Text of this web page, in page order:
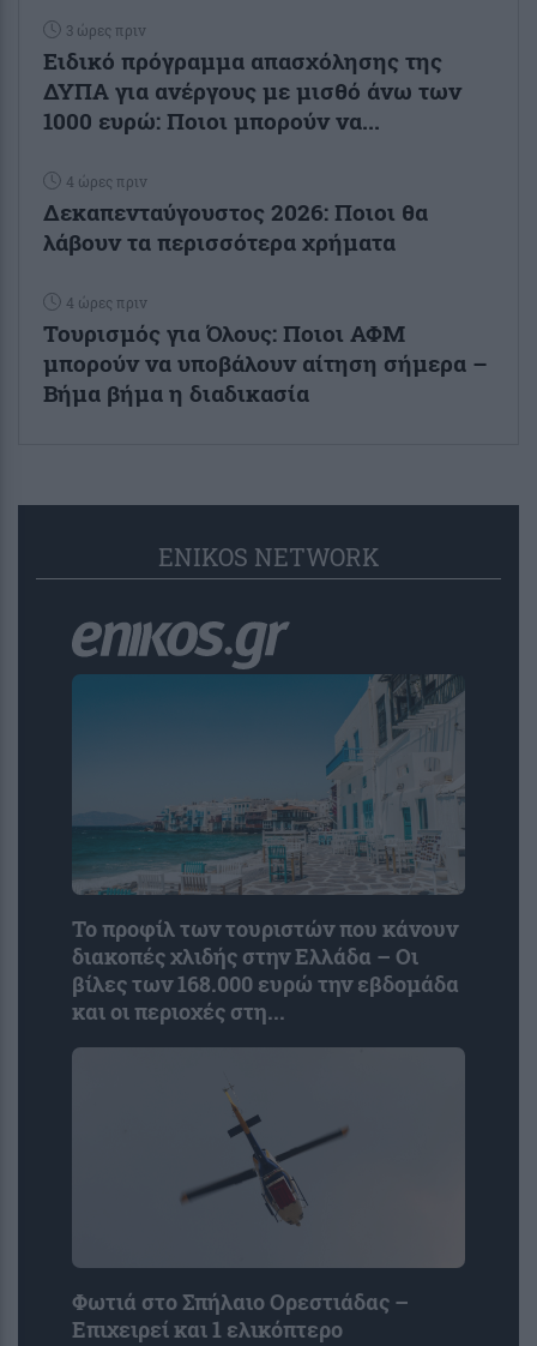
3 ώρες πριν
Ειδικό πρόγραμμα απασχόλησης της
ΔΥΠΑ για ανέργους με μισθό άνω των
1000 ευρώ: Ποιοι μπορούν να...
4 ώρες πριν
Δεκαπενταύγουστος 2026: Ποιοι θα
λάβουν τα περισσότερα χρήματα
4 ώρες πριν
Τουρισμός για Όλους: Ποιοι ΑΦΜ
μπορούν να υποβάλουν αίτηση σήμερα –
Βήμα βήμα η διαδικασία
ENIKOS NETWORK
Το προφίλ των τουριστών που κάνουν
διακοπές χλιδής στην Ελλάδα – Οι
βίλες των 168.000 ευρώ την εβδομάδα
και οι περιοχές στη...
Φωτιά στο Σπήλαιο Ορεστιάδας –
Επιχειρεί και 1 ελικόπτερο